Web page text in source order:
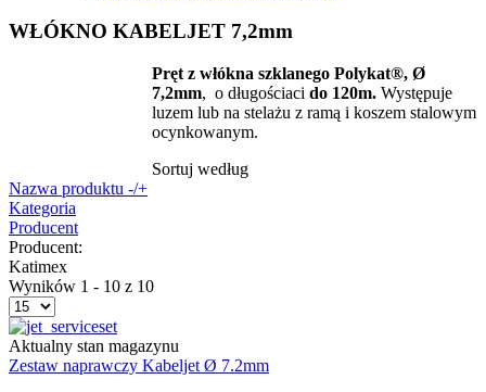
WŁÓKNO KABELJET 7,2mm
Pręt z włókna szklanego Polykat®, Ø
7,2mm, o długościaci do 120m. Występuje
luzem lub na stelażu z ramą i koszem stalowym
ocynkowanym.
Sortuj według
Nazwa produktu -/+
Kategoria
Producent
Producent:
Katimex
Wyników 1 - 10 z 10
Aktualny stan magazynu
Zestaw naprawczy Kabeljet Ø 7.2mm